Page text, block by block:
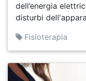
dell’energia
disturbi
Fisioterapia